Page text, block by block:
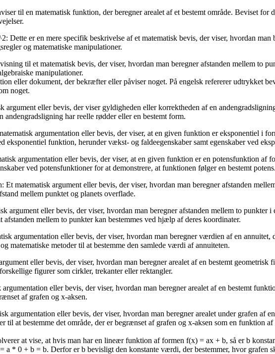
til en matematisk funktion, der beregner arealet af et bestemt område. Beviset
Dette er en mere specifik beskrivelse af et matematisk bevis, der viser, hvordan
og matematiske manipulationer.
til et matematisk bevis, der viser, hvordan man beregner afstanden mellem to
manipulationer.
eller dokument, der bekræfter eller påviser noget. På engelsk refererer udtrykket
noget.
argument eller bevis, der viser gyldigheden eller korrektheden af en
andengradsligning har reelle rødder eller en bestemt form.
argumentation eller bevis, der viser, at en given funktion er eksponentiel i
eksponentiel funktion, herunder vækst- og faldeegenskaber samt egenskaber ved
argumentation eller bevis, der viser, at en given funktion er en potensfunktion
ved potensfunktioner for at demonstrere, at funktionen følger en bestemt potens.
Et matematisk argument eller bevis, der viser, hvordan man beregner afstanden
mellem punktet og planets overflade.
argument eller bevis, der viser, hvordan man beregner afstanden mellem to
mellem to punkter kan bestemmes ved hjælp af deres koordinater.
argumentation eller bevis, der viser, hvordan man beregner værdien af en
matematiske metoder til at bestemme den samlede værdi af annuiteten.
eller bevis, der viser, hvordan man beregner arealet af en bestemt
figurer som cirkler, trekanter eller rektangler.
eller bevis, der viser, hvordan man beregner arealet af en bestemt
af grafen og x-aksen.
argumentation eller bevis, der viser, hvordan man beregner arealet under grafen
til at bestemme det område, der er begrænset af grafen og x-aksen som en funktion af
at vise, at hvis man har en lineær funktion af formen f(x) = ax + b, så er b
* 0 + b = b. Derfor er b bevisligt den konstante værdi, der bestemmer, hvor grafen